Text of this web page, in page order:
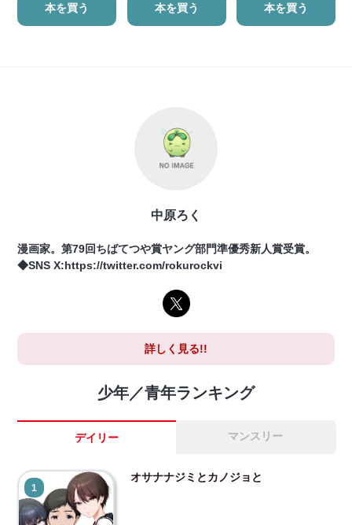
本を買う 本を買う 本を買う
中原ろく
漫画家。第79回ちばてつや賞ヤング部門準優秀新人賞受賞。
◆SNS X:https://twitter.com/rokurockvi
詳しく見る!!
少年／青年ランキング
デイリー マンスリー
1
オサナナジミとカノジョと